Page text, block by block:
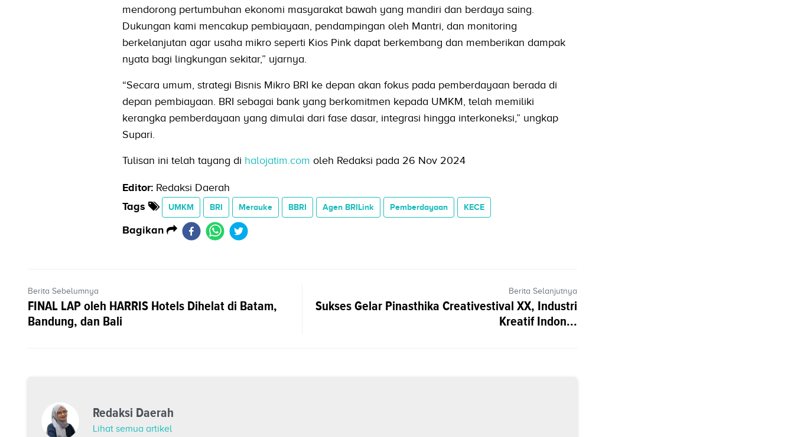
mendorong pertumbuhan ekonomi masyarakat bawah yang mandiri dan berdaya saing.
Dukungan kami mencakup pembiayaan, pendampingan oleh Mantri, dan monitoring
berkelanjutan agar usaha mikro seperti Kios Pink dapat berkembang dan memberikan dampak
nyata bagi lingkungan sekitar,” ujarnya.
“Secara umum, strategi Bisnis Mikro BRI ke depan akan fokus pada pemberdayaan berada di
depan pembiayaan. BRI sebagai bank yang berkomitmen kepada UMKM, telah memiliki
kerangka pemberdayaan yang dimulai dari fase dasar, integrasi hingga interkoneksi,” ungkap
Supari.
Tulisan ini telah tayang di halojatim.com oleh Redaksi pada 26 Nov 2024
Editor: Redaksi Daerah
Tags
UMKM BRI Merauke BBRI Agen BRILink Pemberdayaan KECE
Bagikan
Berita Sebelumnya
FINAL LAP oleh HARRIS Hotels Dihelat di Batam,
Bandung, dan Bali
Berita Selanjutnya
Sukses Gelar Pinasthika Creativestival XX, Industri
Kreatif Indon...
Redaksi Daerah
Lihat semua artikel